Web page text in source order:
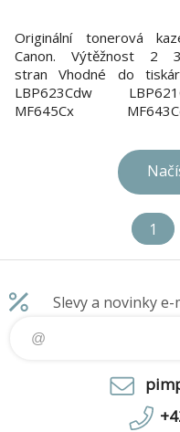
Originální tonerová
Canon. Výtěžnost 2
stran Vhodné do
LBP623Cdw
MF645Cx
1
Slevy a novinky e-